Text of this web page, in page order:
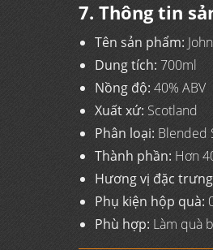
7. Thông tin
Tên sản phẩm:
Dung tích: 700ml
Nồng độ: 40% ABV
Xuất xứ: Scotland
Phân loại: Blended
Thành phần: Hơn
Hương vị đặc
Phụ kiện hộp quà:
Phù hợp: Làm quà